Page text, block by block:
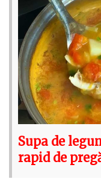
Supa de
rapid de